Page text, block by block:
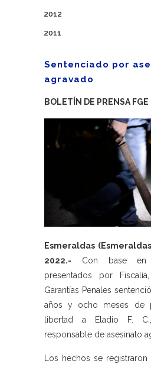
2012
2011
Sentenciado por
agravado
BOLETÍN DE PRENSA
Esmeraldas
2022.- Con base en
presentados por
Garantías Penales
años y ocho meses de
libertad a Eladio F.
responsable de asesinato
Los hechos se